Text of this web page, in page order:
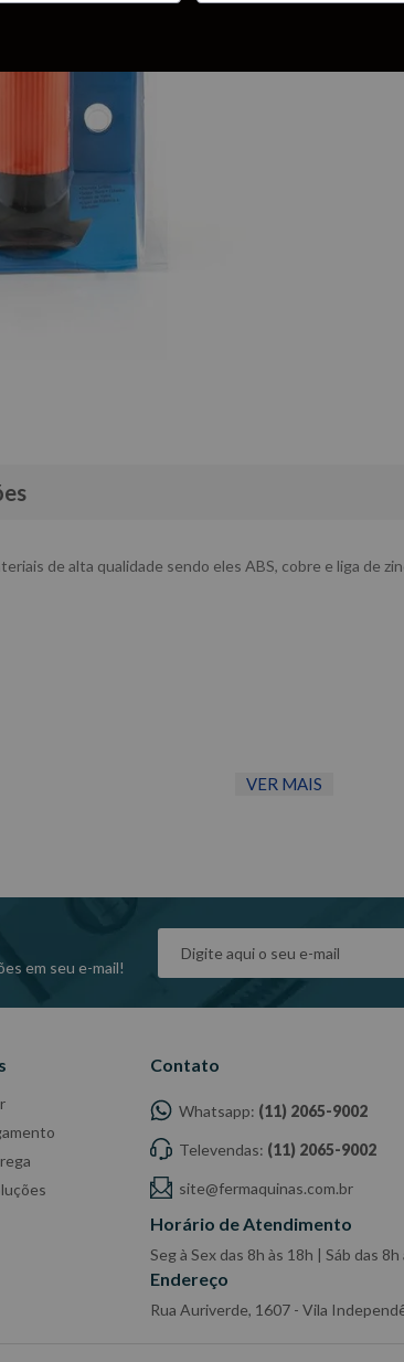
de alta qualidade sendo eles ABS, cobre e liga de
VER MAIS
em seu e-mail!
Contato
Whatsapp: (11) 2065-9002
Televendas: (11) 2065-9002
site@fermaquinas.com.br
Horário de Atendimento
Seg à Sex das 8h às 18h | Sáb das 8h
Endereço
Rua Auriverde, 1607 - Vila